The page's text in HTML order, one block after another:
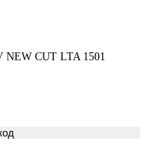
NEW CUT LTA 1501